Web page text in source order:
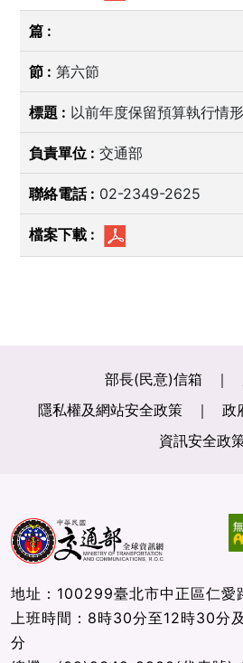
第六節
以前年度保留預算執行情形
交通部
02-2349-2625
部長(民意)信箱
隱私權及網站安全政策
政
資訊安全政
地址：100299臺北市中正區仁愛
上班時間：8時30分至12時30分
分